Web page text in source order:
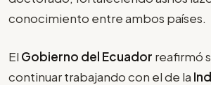
conocimiento entre ambos países.
El Gobierno del Ecuador reafirmó
continuar trabajando con el de la